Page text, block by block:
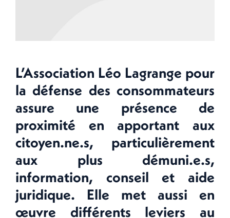
L’Association Léo Lagrange pour
la défense des consommateurs
assure une présence de
proximité en apportant aux
citoyen.ne.s, particulièrement
aux plus démuni.e.s,
information, conseil et aide
juridique. Elle met aussi en
œuvre différents leviers au